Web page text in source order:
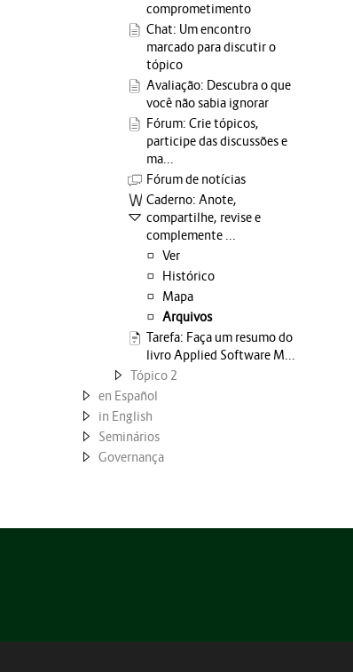
comprometimento
Chat: Um encontro
marcado para discutir o
tópico
Avaliação: Descubra o que
você não sabia ignorar
Fórum: Crie tópicos,
participe das discussões e
ma...
Fórum de notícias
Caderno: Anote,
compartilhe, revise e
complemente ...
Ver
Histórico
Mapa
Arquivos
Tarefa: Faça um resumo do
livro Applied Software M...
Tópico 2
en Español
in English
Seminários
Governança